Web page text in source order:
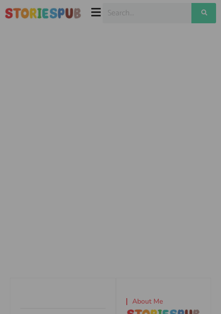
About Me